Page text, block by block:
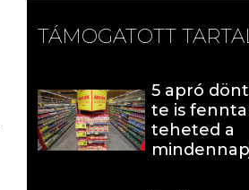
TÁMOGATOTT
5 apró
te is
teheted a